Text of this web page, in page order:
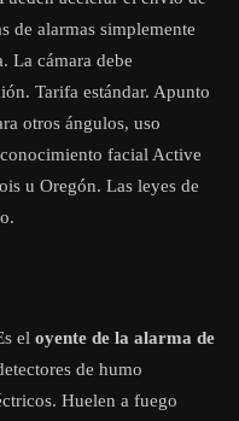
de alarmas simplemente
La cámara debe
Tarifa estándar. Apunto
otros ángulos, uso
facial Active
u Oregón. Las leyes de
el oyente de la alarma de
de humo
Huelen a fuego